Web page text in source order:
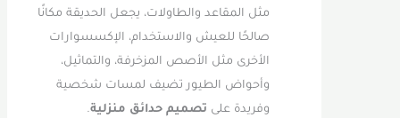
مثل المقاعد والطاولات، يجعل الحديقة مكانًا
صالحًا للعيش والاستخدام، الإكسسوارات
الأخرى مثل الأصص المزخرفة، والتماثيل،
وأحواض الطيور تضيف لمسات شخصية
وفريدة علىتصميم حدائق منزلية.